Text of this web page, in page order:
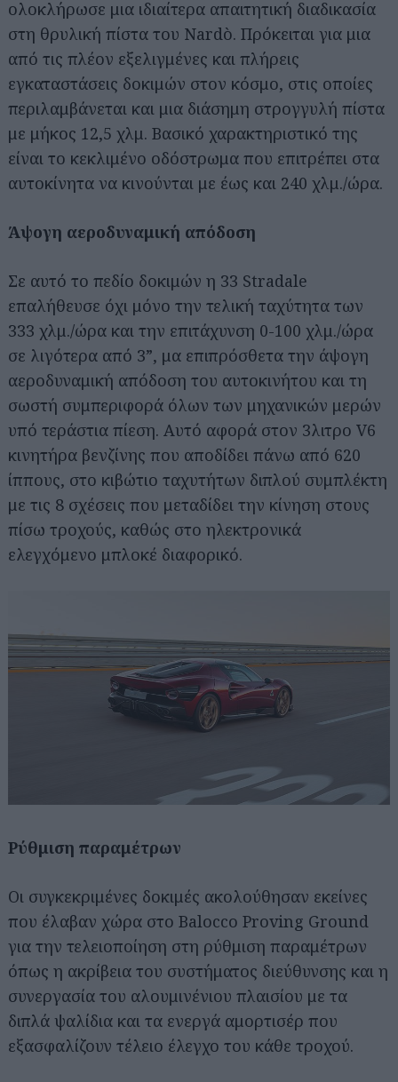
ολοκλήρωσε μια ιδιαίτερα απαιτητική διαδικασία
στη θρυλική πίστα του Nardò. Πρόκειται για μια
από τις πλέον εξελιγμένες και πλήρεις
εγκαταστάσεις δοκιμών στον κόσμο, στις οποίες
περιλαμβάνεται και μια διάσημη στρογγυλή πίστα
με μήκος 12,5 χλμ. Βασικό χαρακτηριστικό της
είναι το κεκλιμένο οδόστρωμα που επιτρέπει στα
αυτοκίνητα να κινούνται με έως και 240 χλμ./ώρα.
Άψογη αεροδυναμική απόδοση
Σε αυτό το πεδίο δοκιμών η 33 Stradale
επαλήθευσε όχι μόνο την τελική ταχύτητα των
333 χλμ./ώρα και την επιτάχυνση 0-100 χλμ./ώρα
σε λιγότερα από 3”, μα επιπρόσθετα την άψογη
αεροδυναμική απόδοση του αυτοκινήτου και τη
σωστή συμπεριφορά όλων των μηχανικών μερών
υπό τεράστια πίεση. Αυτό αφορά στον 3λιτρο V6
κινητήρα βενζίνης που αποδίδει πάνω από 620
ίππους, στο κιβώτιο ταχυτήτων διπλού συμπλέκτη
με τις 8 σχέσεις που μεταδίδει την κίνηση στους
πίσω τροχούς, καθώς στο ηλεκτρονικά
ελεγχόμενο μπλοκέ διαφορικό.
Ρύθμιση παραμέτρων
Οι συγκεκριμένες δοκιμές ακολούθησαν εκείνες
που έλαβαν χώρα στο Balocco Proving Ground
για την τελειοποίηση στη ρύθμιση παραμέτρων
όπως η ακρίβεια του συστήματος διεύθυνσης και η
συνεργασία του αλουμινένιου πλαισίου με τα
διπλά ψαλίδια και τα ενεργά αμορτισέρ που
εξασφαλίζουν τέλειο έλεγχο του κάθε τροχού.